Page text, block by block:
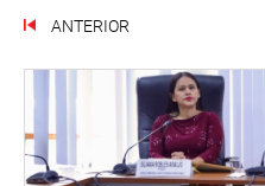
ANTERIOR